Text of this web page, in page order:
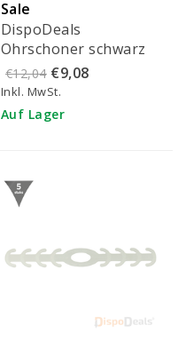
Sale
DispoDeals
Ohrschoner schwarz
(5 Stück)
€12,04 €9,08
Inkl. MwSt.
Auf Lager